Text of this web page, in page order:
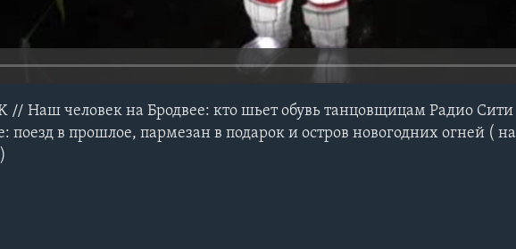
Наш человек на Бродвее: кто шьет обувь танцовщицам Радио Сити
в прошлое, пармезан в подарок и остров новогодних огней ( на